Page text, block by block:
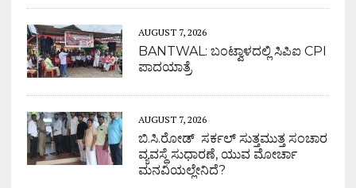
AUGUST 7, 2026
BANTWAL: ಬಂಟ್ವಾಳದಲ್ಲಿ ಸಿಪಿಐ CPI
ಪಾದಯಾತ್ರೆ
AUGUST 7, 2026
ಬಿ.ಸಿ.ರೋಡ್ ಸರ್ಕಲ್ ಸುತ್ತಮುತ್ತ ಸಂಚಾರ
ವ್ಯವಸ್ಥೆ ಸುಧಾರಣೆ, ಯುವ ಮೋರ್ಚಾ
ಮನವಿಯಲ್ಲೇನಿದೆ?